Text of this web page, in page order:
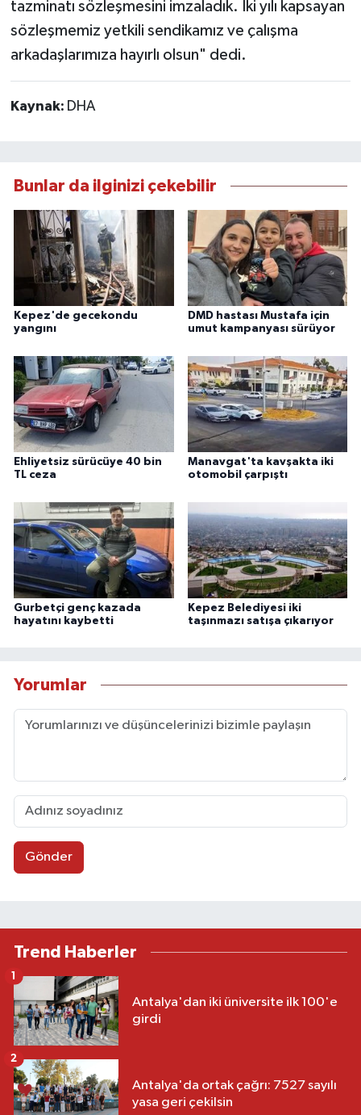
tazminatı sözleşmesini imzaladık. İki yılı kapsayan
sözleşmemiz yetkili sendikamız ve çalışma
arkadaşlarımıza hayırlı olsun" dedi.
Kaynak: DHA
Bunlar da ilginizi çekebilir
Kepez'de gecekondu
yangını
DMD hastası Mustafa için
umut kampanyası sürüyor
Ehliyetsiz sürücüye 40 bin
TL ceza
Manavgat'ta kavşakta iki
otomobil çarpıştı
Gurbetçi genç kazada
hayatını kaybetti
Kepez Belediyesi iki
taşınmazı satışa çıkarıyor
Yorumlar
Gönder
Trend Haberler
Antalya'dan iki üniversite ilk 100'e
girdi
1
Antalya'da ortak çağrı: 7527 sayılı
yasa geri çekilsin
2